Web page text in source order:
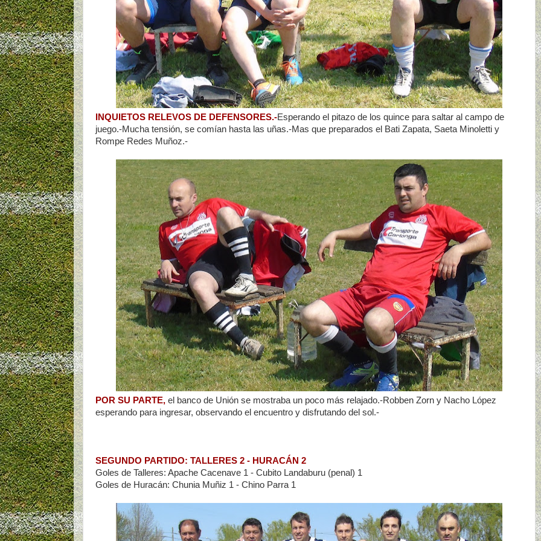
INQUIETOS RELEVOS DE DEFENSORES.-Esperando el pitazo de los quince para saltar al campo de
juego.-Mucha tensión, se comían hasta las uñas.-Mas que preparados el Bati Zapata, Saeta Minoletti y
Rompe Redes Muñoz.-
POR SU PARTE, el banco de Unión se mostraba un poco más relajado.-Robben Zorn y Nacho López
esperando para ingresar, observando el encuentro y disfrutando del sol.-
SEGUNDO PARTIDO: TALLERES 2 - HURACÁN 2
Goles de Talleres: Apache Cacenave 1 - Cubito Landaburu (penal) 1
Goles de Huracán: Chunia Muñiz 1 - Chino Parra 1